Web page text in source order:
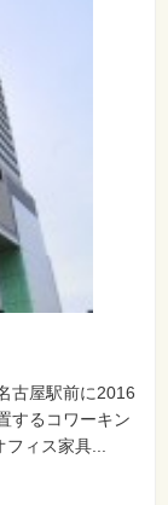
古屋駅前に2016
するコワーキン
ィス家具...